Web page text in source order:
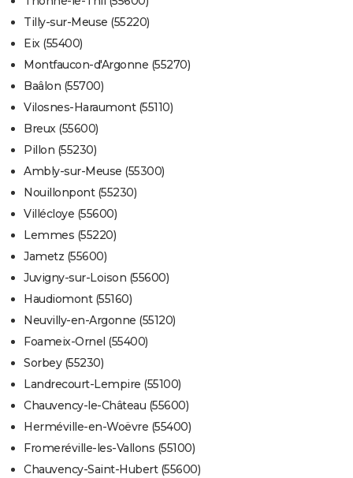
Tilly-sur-Meuse (55220)
Eix (55400)
Montfaucon-d'Argonne (55270)
Baâlon (55700)
Vilosnes-Haraumont (55110)
Breux (55600)
Pillon (55230)
Ambly-sur-Meuse (55300)
Nouillonpont (55230)
Villécloye (55600)
Lemmes (55220)
Jametz (55600)
Juvigny-sur-Loison (55600)
Haudiomont (55160)
Neuvilly-en-Argonne (55120)
Foameix-Ornel (55400)
Sorbey (55230)
Landrecourt-Lempire (55100)
Chauvency-le-Château (55600)
Herméville-en-Woëvre (55400)
Fromeréville-les-Vallons (55100)
Chauvency-Saint-Hubert (55600)